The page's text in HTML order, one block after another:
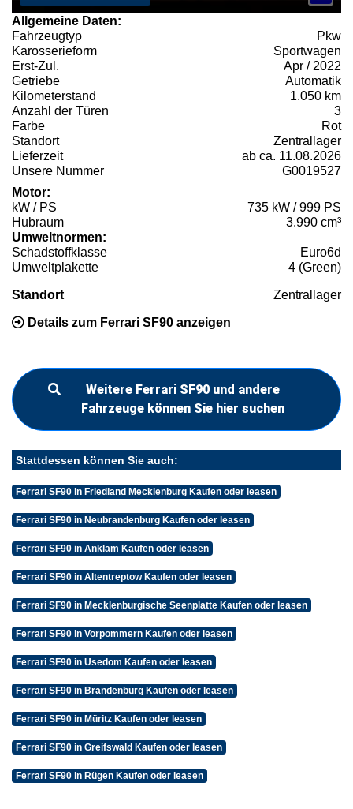
Allgemeine Daten:
Fahrzeugtyp
Pkw
Karosserieform
Sportwagen
Erst-Zul.
Apr / 2022
Getriebe
Automatik
Kilometerstand
1.050 km
Anzahl der Türen
3
Farbe
Rot
Standort
Zentrallager
Lieferzeit
ab ca. 11.08.2026
Unsere Nummer
G0019527
Motor:
kW / PS
735 kW / 999 PS
Hubraum
3.990 cm³
Umweltnormen:
Schadstoffklasse
Euro6d
Umweltplakette
4 (Green)
Standort Zentrallager
Details zum Ferrari SF90 anzeigen
Weitere Ferrari SF90 und andere
Fahrzeuge können Sie hier suchen
Stattdessen können Sie auch:
Ferrari SF90 in Friedland Mecklenburg Kaufen oder leasen
Ferrari SF90 in Neubrandenburg Kaufen oder leasen
Ferrari SF90 in Anklam Kaufen oder leasen
Ferrari SF90 in Altentreptow Kaufen oder leasen
Ferrari SF90 in Mecklenburgische Seenplatte Kaufen oder leasen
Ferrari SF90 in Vorpommern Kaufen oder leasen
Ferrari SF90 in Usedom Kaufen oder leasen
Ferrari SF90 in Brandenburg Kaufen oder leasen
Ferrari SF90 in Müritz Kaufen oder leasen
Ferrari SF90 in Greifswald Kaufen oder leasen
Ferrari SF90 in Rügen Kaufen oder leasen